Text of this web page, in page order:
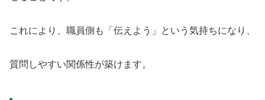
これにより、職員側も「伝えよう」という気持ちになり、
質問しやすい関係性が築けます。